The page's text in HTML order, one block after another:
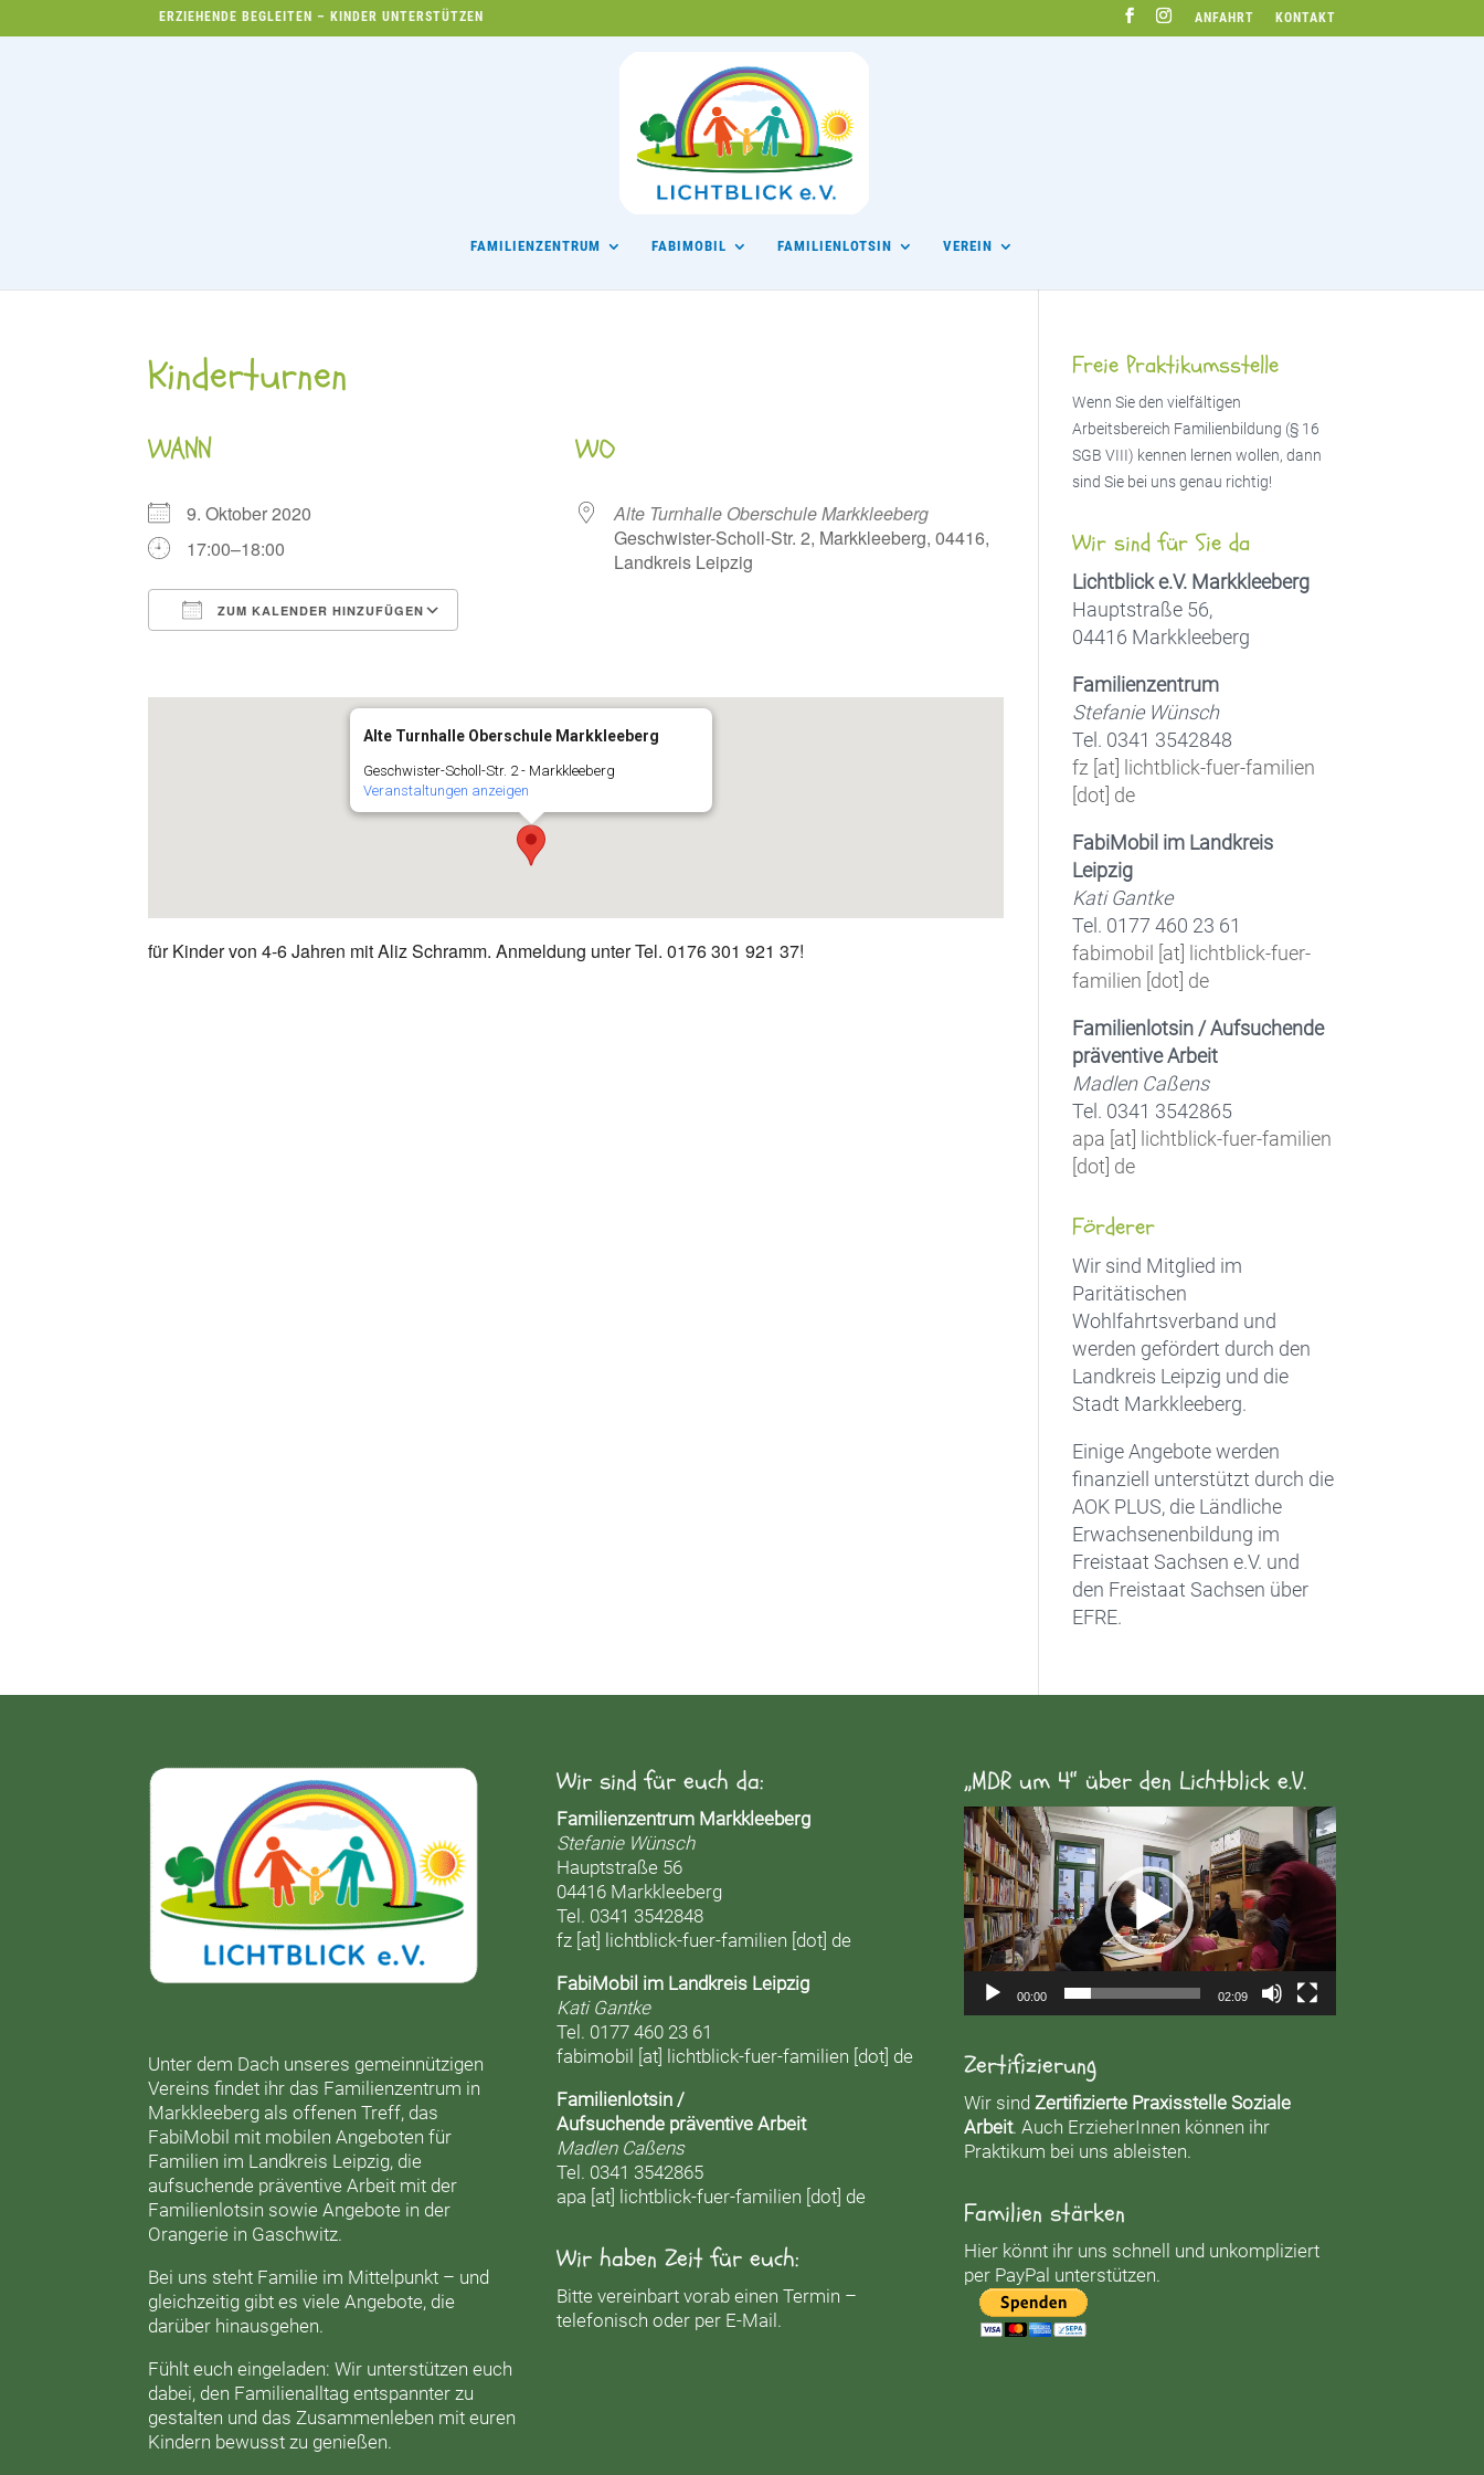
ERZIEHENDE BEGLEITEN – KINDER UNTERSTÜTZEN ANFAHRT KONTAKT
FAMILIENZENTRUM FABIMOBIL FAMILIENLOTSIN VEREIN
Kinderturnen
WANN
9. Oktober 2020
17:00–18:00
ZUM KALENDER HINZUFÜGEN
Office 365
WO
Alte Turnhalle Oberschule Markkleeberg
Geschwister-Scholl-Str. 2, Markkleeberg, 04416,
Landkreis Leipzig
Alte Turnhalle Oberschule Markkleeberg
Geschwister-Scholl-Str. 2 - Markkleeberg
Veranstaltungen anzeigen
für Kinder von 4-6 Jahren mit Aliz Schramm. Anmeldung unter Tel. 0176 301 921 37!
Freie Praktikumsstelle
Wenn Sie den vielfältigen
Arbeitsbereich Familienbildung (§ 16
SGB VIII) kennen lernen wollen, dann
sind Sie bei uns genau richtig!
Wir sind für Sie da
Lichtblick e.V. Markkleeberg
Hauptstraße 56,
04416 Markkleeberg
Familienzentrum
Stefanie Wünsch
Tel. 0341 3542848
fz [at] lichtblick-fuer-familien
[dot] de
FabiMobil im Landkreis
Leipzig
Kati Gantke
Tel. 0177 460 23 61
fabimobil [at] lichtblick-fuer-
familien [dot] de
Familienlotsin / Aufsuchende
präventive Arbeit
Madlen Caßens
Tel. 0341 3542865
apa [at] lichtblick-fuer-familien
[dot] de
Förderer
Wir sind Mitglied im
Paritätischen
Wohlfahrtsverband und
werden gefördert durch den
Landkreis Leipzig und die
Stadt Markkleeberg.
Einige Angebote werden
finanziell unterstützt durch die
AOK PLUS, die Ländliche
Erwachsenenbildung im
Freistaat Sachsen e.V. und
den Freistaat Sachsen über
EFRE.
Unter dem Dach unseres gemeinnützigen
Vereins findet ihr das Familienzentrum in
Markkleeberg als offenen Treff, das
FabiMobil mit mobilen Angeboten für
Familien im Landkreis Leipzig, die
aufsuchende präventive Arbeit mit der
Familienlotsin sowie Angebote in der
Orangerie in Gaschwitz.
Bei uns steht Familie im Mittelpunkt – und
gleichzeitig gibt es viele Angebote, die
darüber hinausgehen.
Fühlt euch eingeladen: Wir unterstützen euch
dabei, den Familienalltag entspannter zu
gestalten und das Zusammenleben mit euren
Kindern bewusst zu genießen.
Wir sind für euch da:
Familienzentrum Markkleeberg
Stefanie Wünsch
Hauptstraße 56
04416 Markkleeberg
Tel. 0341 3542848
fz [at] lichtblick-fuer-familien [dot] de
FabiMobil im Landkreis Leipzig
Kati Gantke
Tel. 0177 460 23 61
fabimobil [at] lichtblick-fuer-familien [dot] de
Familienlotsin /
Aufsuchende präventive Arbeit
Madlen Caßens
Tel. 0341 3542865
apa [at] lichtblick-fuer-familien [dot] de
Wir haben Zeit für euch:
Bitte vereinbart vorab einen Termin –
telefonisch oder per E-Mail.
„MDR um 4“ über den Lichtblick e.V.
Video-
Player
00:00 02:09
Zertifizierung
Wir sind Zertifizierte Praxisstelle Soziale
Arbeit. Auch ErzieherInnen können ihr
Praktikum bei uns ableisten.
Familien stärken
Hier könnt ihr uns schnell und unkompliziert
per PayPal unterstützen.